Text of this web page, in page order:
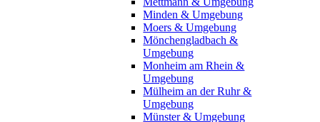
Minden & Umgebung
Moers & Umgebung
Mönchengladbach &
Umgebung
Monheim am Rhein &
Umgebung
Mülheim an der Ruhr &
Umgebung
Münster & Umgebung